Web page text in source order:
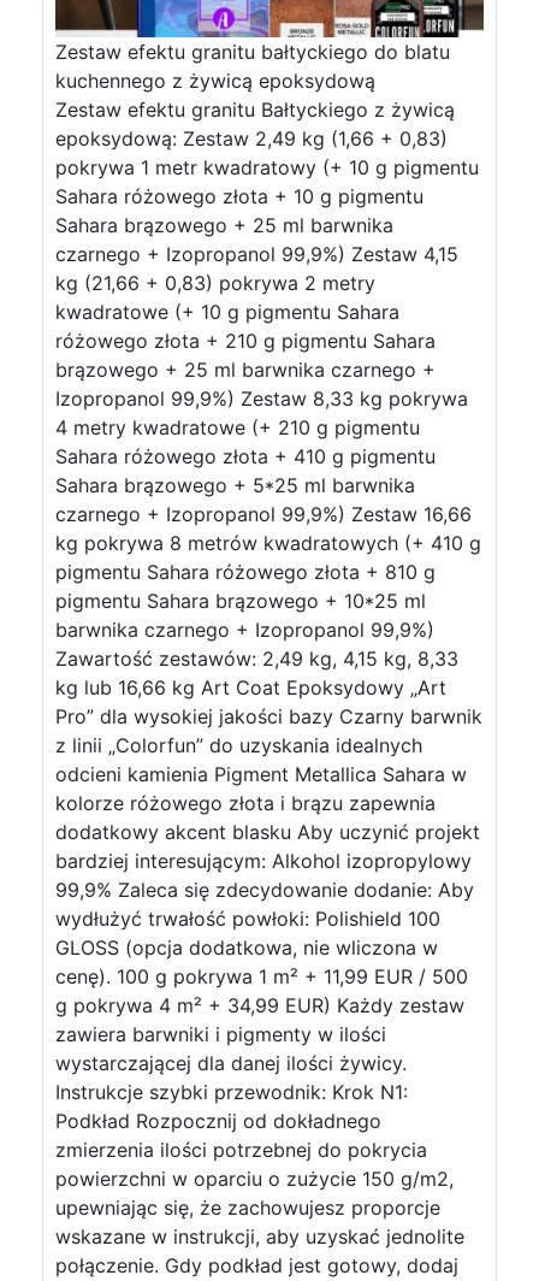
Zestaw efektu granitu bałtyckiego do blatu
kuchennego z żywicą epoksydową
Zestaw efektu granitu Bałtyckiego z żywicą
epoksydową: Zestaw 2,49 kg (1,66 + 0,83)
pokrywa 1 metr kwadratowy (+ 10 g pigmentu
Sahara różowego złota + 10 g pigmentu
Sahara brązowego + 25 ml barwnika
czarnego + Izopropanol 99,9%) Zestaw 4,15
kg (21,66 + 0,83) pokrywa 2 metry
kwadratowe (+ 10 g pigmentu Sahara
różowego złota + 210 g pigmentu Sahara
brązowego + 25 ml barwnika czarnego +
Izopropanol 99,9%) Zestaw 8,33 kg pokrywa
4 metry kwadratowe (+ 210 g pigmentu
Sahara różowego złota + 410 g pigmentu
Sahara brązowego + 5*25 ml barwnika
czarnego + Izopropanol 99,9%) Zestaw 16,66
kg pokrywa 8 metrów kwadratowych (+ 410 g
pigmentu Sahara różowego złota + 810 g
pigmentu Sahara brązowego + 10*25 ml
barwnika czarnego + Izopropanol 99,9%)
Zawartość zestawów: 2,49 kg, 4,15 kg, 8,33
kg lub 16,66 kg Art Coat Epoksydowy „Art
Pro” dla wysokiej jakości bazy Czarny barwnik
z linii „Colorfun” do uzyskania idealnych
odcieni kamienia Pigment Metallica Sahara w
kolorze różowego złota i brązu zapewnia
dodatkowy akcent blasku Aby uczynić projekt
bardziej interesującym: Alkohol izopropylowy
99,9% Zaleca się zdecydowanie dodanie: Aby
wydłużyć trwałość powłoki: Polishield 100
GLOSS (opcja dodatkowa, nie wliczona w
cenę). 100 g pokrywa 1 m² + 11,99 EUR / 500
g pokrywa 4 m² + 34,99 EUR) Każdy zestaw
zawiera barwniki i pigmenty w ilości
wystarczającej dla danej ilości żywicy.
Instrukcje szybki przewodnik: Krok N1:
Podkład Rozpocznij od dokładnego
zmierzenia ilości potrzebnej do pokrycia
powierzchni w oparciu o zużycie 150 g/m2,
upewniając się, że zachowujesz proporcje
wskazane w instrukcji, aby uzyskać jednolite
połączenie. Gdy podkład jest gotowy, dodaj